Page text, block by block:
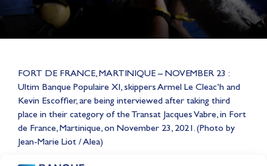
FORT DE FRANCE, MARTINIQUE – NOVEMBER 23 :
Ultim Banque Populaire XI, skippers Armel Le Cleac’h and
Kevin Escoffier, are being interviewed after taking third
place in their category of the Transat Jacques Vabre, in Fort
de France, Martinique, on November 23, 2021. (Photo by
Jean-Marie Liot / Alea)
Lauriane Nolot en or à Long
Beach, sur le plan d'eau des
Jeux Olympiques 2028